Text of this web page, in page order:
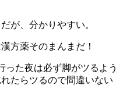
が、分かりやすい。
方薬そのまんまだ！
った夜は必ず脚がツるよ
たらツるので間違いない